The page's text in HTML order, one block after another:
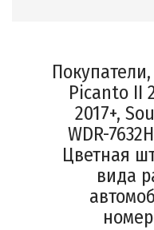
Picanto II
2017+,
WDR-
Цветная
вида